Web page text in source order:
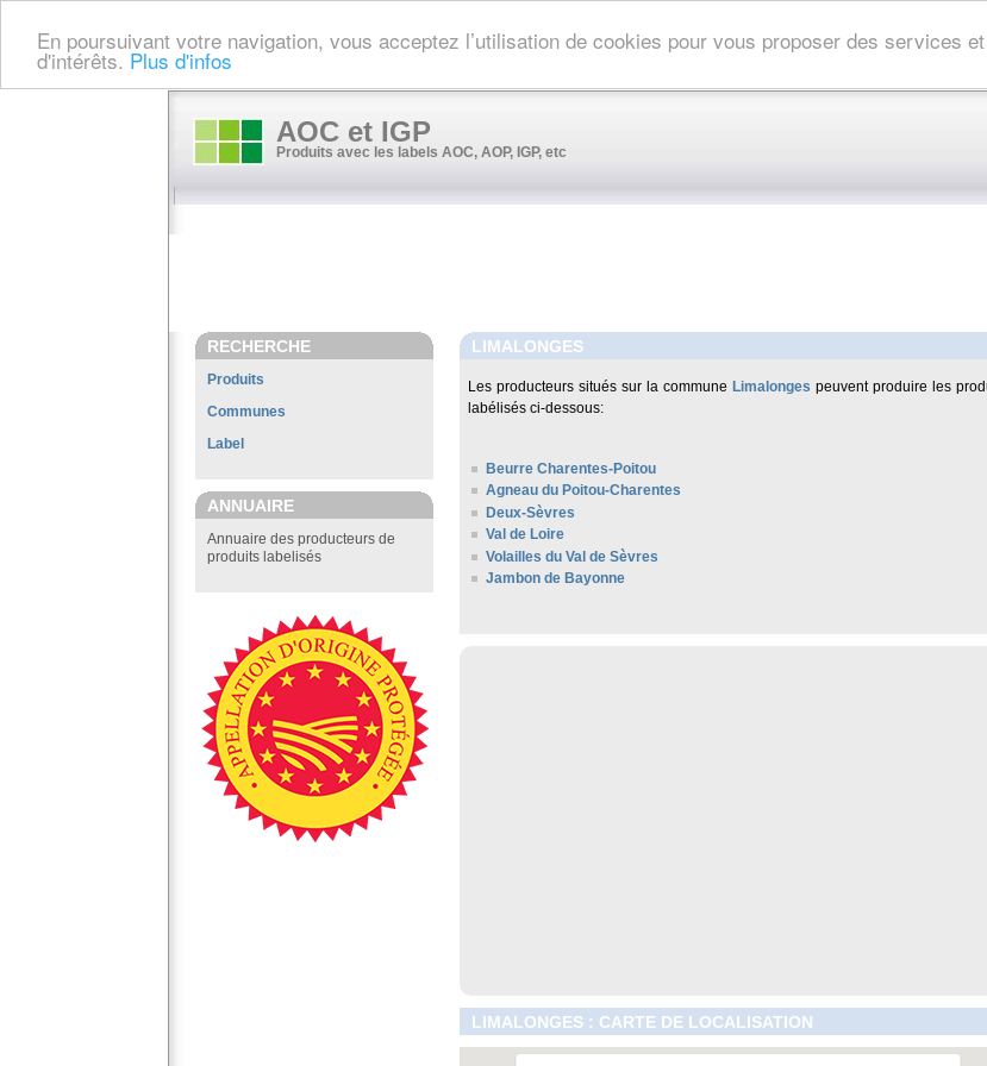
En poursuivant votre navigation, vous acceptez l’utilisation de cookies pour vous proposer des services
d'intérêts. Plus d'infos
AOC et IGP
Produits avec les labels AOC, AOP, IGP, etc
RECHERCHE
Produits
Communes
Label
ANNUAIRE
Annuaire des producteurs de
produits labelisés
LIMALONGES
Les producteurs situés sur la commune Limalonges peuvent produire les
labélisés ci-dessous:
Beurre Charentes-Poitou
Agneau du Poitou-Charentes
Deux-Sèvres
Val de Loire
Volailles du Val de Sèvres
Jambon de Bayonne
LIMALONGES : CARTE DE LOCALISATION